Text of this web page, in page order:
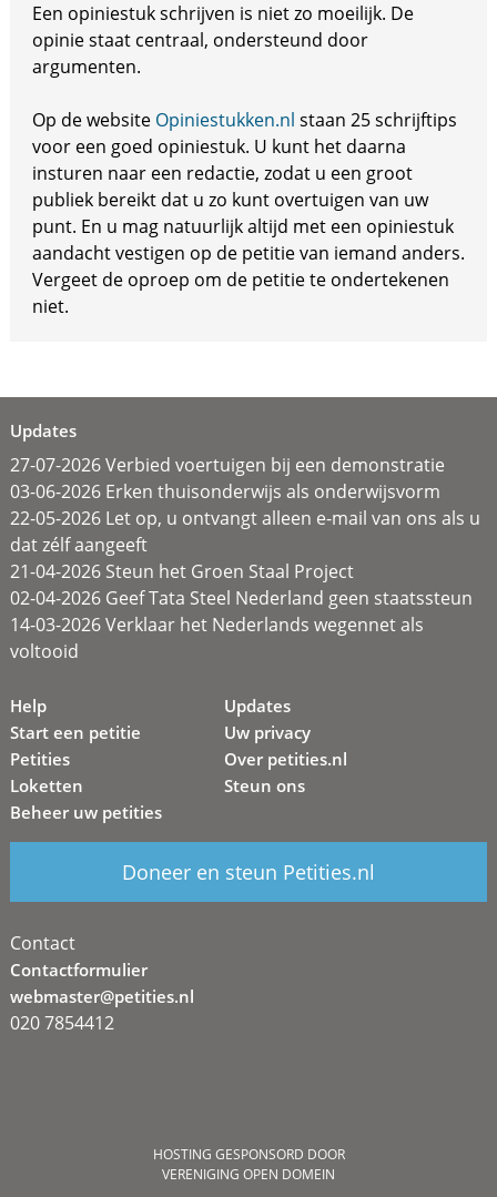
Een opiniestuk schrijven is niet zo moeilijk. De
opinie staat centraal, ondersteund door
argumenten.
Op de website Opiniestukken.nl staan 25 schrijftips
voor een goed opiniestuk. U kunt het daarna
insturen naar een redactie, zodat u een groot
publiek bereikt dat u zo kunt overtuigen van uw
punt. En u mag natuurlijk altijd met een opiniestuk
aandacht vestigen op de petitie van iemand anders.
Vergeet de oproep om de petitie te ondertekenen
niet.
Updates
27-07-2026 Verbied voertuigen bij een demonstratie
03-06-2026 Erken thuisonderwijs als onderwijsvorm
22-05-2026 Let op, u ontvangt alleen e-mail van ons als u
dat zélf aangeeft
21-04-2026 Steun het Groen Staal Project
02-04-2026 Geef Tata Steel Nederland geen staatssteun
14-03-2026 Verklaar het Nederlands wegennet als
voltooid
Help
Start een petitie
Petities
Loketten
Beheer uw petities
Updates
Uw privacy
Over petities.nl
Steun ons
Doneer en steun Petities.nl
Contact
Contactformulier
webmaster@petities.nl
020 7854412
HOSTING GESPONSORD DOOR
VERENIGING OPEN DOMEIN